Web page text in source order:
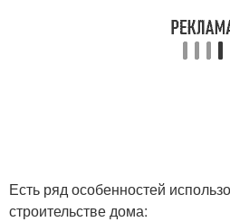
Есть ряд особенностей
строительстве дома: